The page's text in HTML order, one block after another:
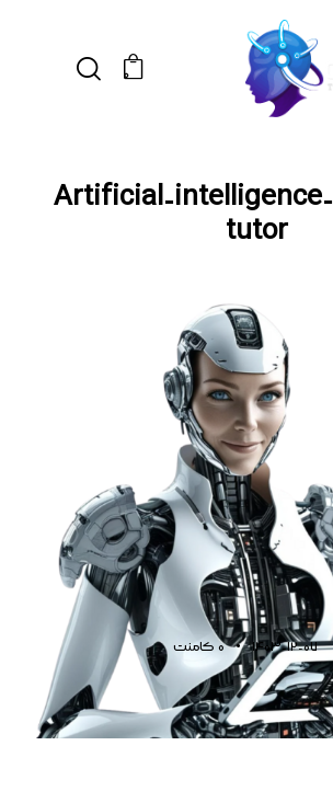
0
پیوست ها : Artificial-intelligence-
tutor
1403-12-07
0 کامنت